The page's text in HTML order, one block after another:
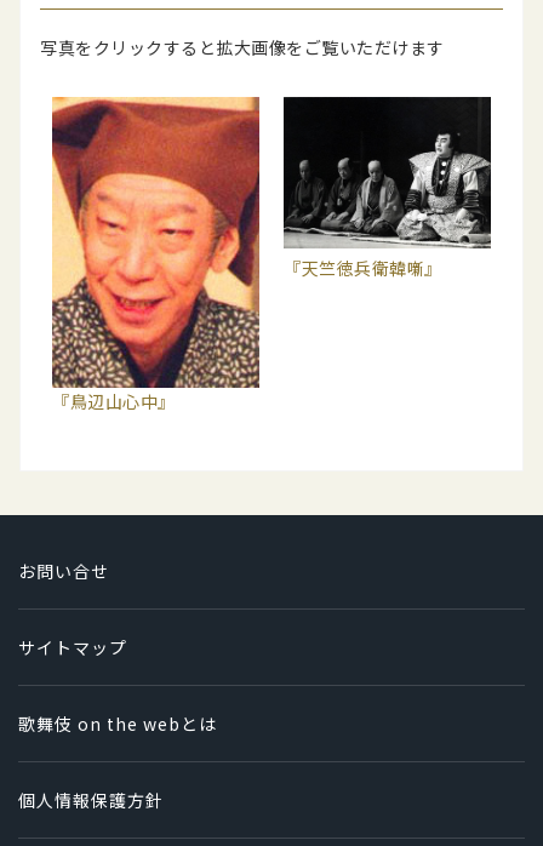
写真をクリックすると拡大画像をご覧いただけます
『鳥辺山心中』
『天竺徳兵衛韓噺』
お問い合せ
サイトマップ
歌舞伎 on the webとは
個人情報保護方針